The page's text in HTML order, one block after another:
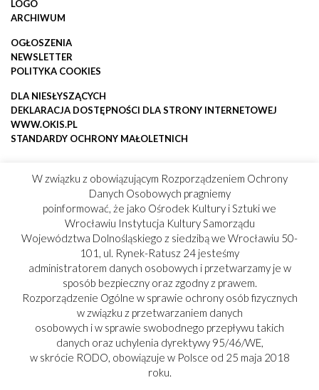
LOGO
ARCHIWUM
OGŁOSZENIA
NEWSLETTER
POLITYKA COOKIES
DLA NIESŁYSZĄCYCH
DEKLARACJA DOSTĘPNOŚCI DLA STRONY INTERNETOWEJ
WWW.OKIS.PL
STANDARDY OCHRONY MAŁOLETNICH
W związku z obowiązującym Rozporządzeniem Ochrony
Danych Osobowych pragniemy
poinformować, że jako Ośrodek Kultury i Sztuki we
Wrocławiu Instytucja Kultury Samorządu
Województwa Dolnośląskiego z siedzibą we Wrocławiu 50-
101, ul. Rynek-Ratusz 24 jesteśmy
administratorem danych osobowych i przetwarzamy je w
sposób bezpieczny oraz zgodny z prawem.
Rozporządzenie Ogólne w sprawie ochrony osób fizycznych
w związku z przetwarzaniem danych
osobowych i w sprawie swobodnego przepływu takich
danych oraz uchylenia dyrektywy 95/46/WE,
w skrócie RODO, obowiązuje w Polsce od 25 maja 2018
roku.